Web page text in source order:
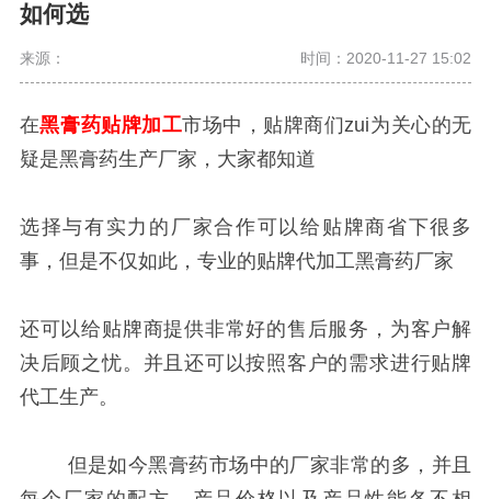
如何选
来源： 时间：2020-11-27 15:02
在黑膏药贴牌加工市场中，贴牌商们zui为关心的无
疑是黑膏药生产厂家，大家都知道
选择与有实力的厂家合作可以给贴牌商省下很多
事，但是不仅如此，专业的贴牌代加工黑膏药厂家
还可以给贴牌商提供非常好的售后服务，为客户解
决后顾之忧。并且还可以按照客户的需求进行贴牌
代工生产。
但是如今黑膏药市场中的厂家非常的多，并且